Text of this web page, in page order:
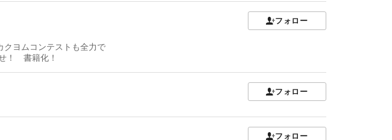
ヨムコンテストも全力で
援よろしくお願い致します！ 目指せ！ 書籍化！
フォロー
フォロー
フォロー